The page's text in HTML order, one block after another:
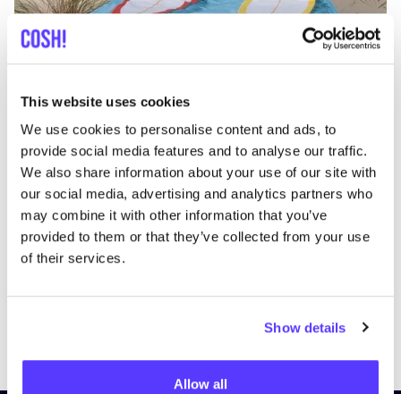
This website uses cookies
We use cookies to personalise content and ads, to
provide social media features and to analyse our traffic.
We also share information about your use of our site with
our social media, advertising and analytics partners who
may combine it with other information that you’ve
provided to them or that they’ve collected from your use
of their services.
Show details
Allow all
PreviousNext